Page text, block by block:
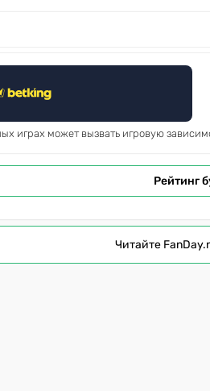
играх может вызвать игровую
Рейтинг
Читайте